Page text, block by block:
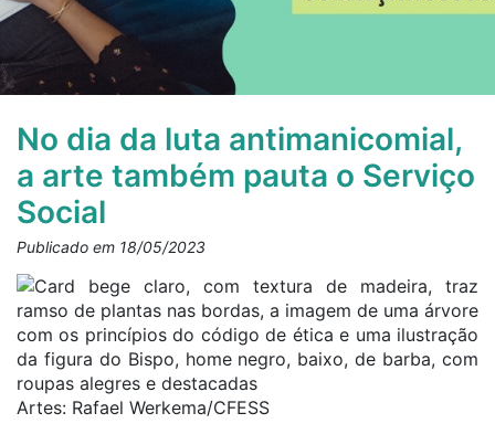
No dia da luta antimanicomial,
a arte também pauta o Serviço
Social
Publicado em 18/05/2023
Artes: Rafael Werkema/CFESS